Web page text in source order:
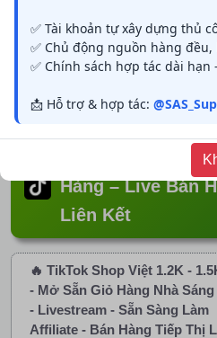
Tất cả sản phẩm
Tài Khoản TikTok Việt
Hàng – Tiếp Thị Liên Kết
Tài Khoản
Hàng – Live Bán
Liên Kết
🔥 TikTok Shop Việt 1.2K -
- Mở Sẵn Giỏ Hàng Nhà Sáng
- Livestream - Sẵn Sàng Làm
Affiliate - Bán Hàng Tiếp Thị
✅ Tài khoản tự xây dựng thủ
✅ Chủ động nguồn hàng
✅ Chính sách hợp tác dài hạn
📩 Hỗ trợ & hợp tác: